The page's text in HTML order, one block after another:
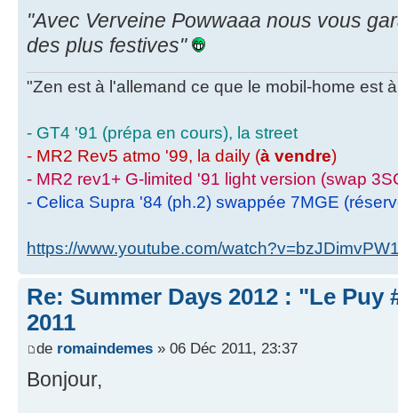
"Avec Verveine Powwaaa nous vous
des plus festives"
"Zen est à l'allemand ce que le mobil-home est
- GT4 '91 (prépa en cours), la street
- MR2 Rev5 atmo '99, la daily (à vendre)
- MR2 rev1+ G-limited '91 light version (swap
- Celica Supra '84 (ph.2) swappée 7MGE
https://www.youtube.com/
Re: Summer Days 2012 : "Le Puy
2011
de romaindemes » 06 Déc 2011, 23:37
Bonjour,